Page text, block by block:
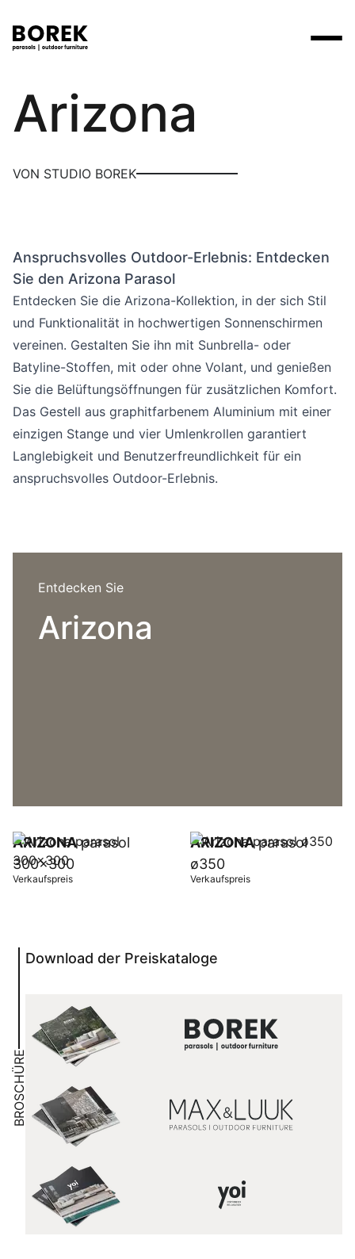
Produkte
Produkte
Stühle
Liegestühle
Andere
Kollektionen
Marken
Yoi
VerkaufsstellenSuche am Verkaufsort
Mehr
Contact
Designer
Events
3D-Modelle
Arbeiten bei
Uber uns
Sprachwahl
Suchen
Borek
Arizona
VON STUDIO BOREK
Anspruchsvolles Outdoor-Erlebnis: Entdecken
Sie den Arizona Parasol
Entdecken Sie die Arizona-Kollektion, in der sich Stil
und Funktionalität in hochwertigen Sonnenschirmen
vereinen. Gestalten Sie ihn mit Sunbrella- oder
Batyline-Stoffen, mit oder ohne Volant, und genießen
Sie die Belüftungsöffnungen für zusätzlichen Komfort.
Das Gestell aus graphitfarbenem Aluminium mit einer
einzigen Stange und vier Umlenkrollen garantiert
Langlebigkeit und Benutzerfreundlichkeit für ein
anspruchsvolles Outdoor-Erlebnis.
Entdecken Sie
Arizona
ARIZONAparasol
300x300
Verkaufspreis
ARIZONAparasol
ø350
Verkaufspreis
BROSCHÜRE
Download der Preiskataloge